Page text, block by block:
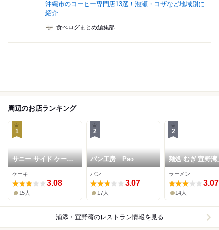
沖縄市のコーヒー専門店13選！泡瀬・コザなど地域別に
紹介
食べログまとめ編集部
周辺のお店ランキング
1
サニー サイド ケーク
ス
ケーキ
3.08
15人
2
パン工房 Pao
パン
3.07
17人
2
麺処 むぎ 宜野湾
店
ラーメン
3.07
14人
浦添・宜野湾のレストラン情報を見る